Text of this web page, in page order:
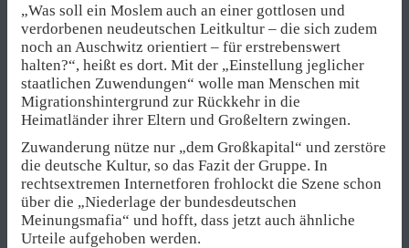
„Was soll ein Moslem auch an einer gottlosen und
verdorbenen neudeutschen Leitkultur – die sich zudem
noch an Auschwitz orientiert – für erstrebenswert
halten?“, heißt es dort. Mit der „Einstellung jeglicher
staatlichen Zuwendungen“ wolle man Menschen mit
Migrationshintergrund zur Rückkehr in die
Heimatländer ihrer Eltern und Großeltern zwingen.
Zuwanderung nütze nur „dem Großkapital“ und zerstöre
die deutsche Kultur, so das Fazit der Gruppe. In
rechtsextremen Internetforen frohlockt die Szene schon
über die „Niederlage der bundesdeutschen
Meinungsmafia“ und hofft, dass jetzt auch ähnliche
Urteile aufgehoben werden.